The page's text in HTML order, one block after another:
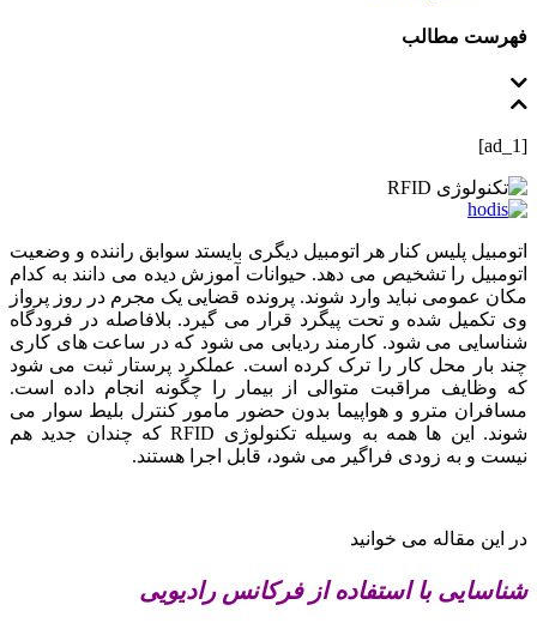
فهرست مطالب
[ad_1]
اتومبیل پلیس کنار هر اتومبیل دیگری بایستد سوابق راننده و وضعیت
اتومبیل را تشخیص می دهد. حیوانات آموزش دیده می دانند به کدام
مکان عمومی نباید وارد شوند. پرونده قضایی یک مجرم در روز پرواز
وی تکمیل شده و تحت پیگرد قرار می گیرد. بلافاصله در فرودگاه
شناسایی می شود. کارمند ردیابی می شود که در ساعت های کاری
چند بار محل کار را ترک کرده است. عملکرد پرستار ثبت می شود
که وظایف مراقبت متوالی از بیمار را چگونه انجام داده است.
مسافران مترو و هواپیما بدون حضور مامور کنترل بلیط سوار می
شوند.
این ها همه به وسیله تکنولوژی RFID که چندان جدید هم
نیست و به زودی فراگیر می شود، قابل اجرا هستند.
در این مقاله می خوانید
شناسایی با استفاده از فرکانس رادیویی